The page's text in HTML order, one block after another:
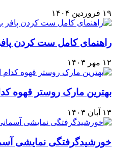
۱۹ فروردین ۱۴۰۴
راهنمای کامل ست کردن
۱۲ مهر ۱۴۰۳
بهترین مارک روستر قهوه
۱۳ آبان ۱۴۰۳
خورشیدگرفتگی نمایشی